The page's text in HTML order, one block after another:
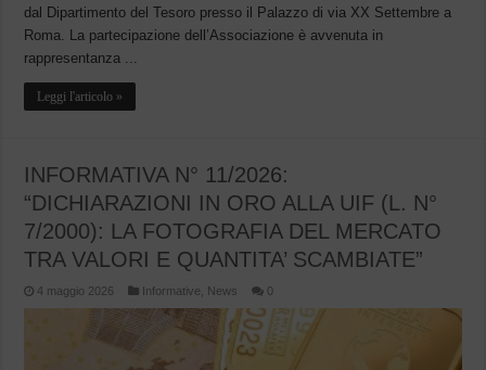
dal Dipartimento del Tesoro presso il Palazzo di via XX Settembre a
Roma. La partecipazione dell’Associazione è avvenuta in
rappresentanza ...
Leggi l'articolo »
INFORMATIVA N° 11/2026:
“DICHIARAZIONI IN ORO ALLA UIF (L. N°
7/2000): LA FOTOGRAFIA DEL MERCATO
TRA VALORI E QUANTITA’ SCAMBIATE”
4 maggio 2026 Informative News 0